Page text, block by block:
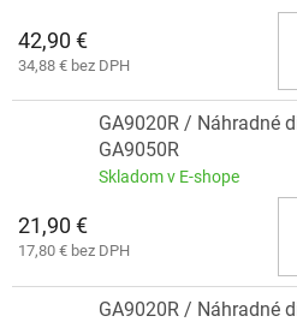
42,90 €
34,88 € bez DPH
GA9020R / Náhradné
GA9050R
Skladom v E-shope
21,90 €
17,80 € bez DPH
GA9020R / Náhradné